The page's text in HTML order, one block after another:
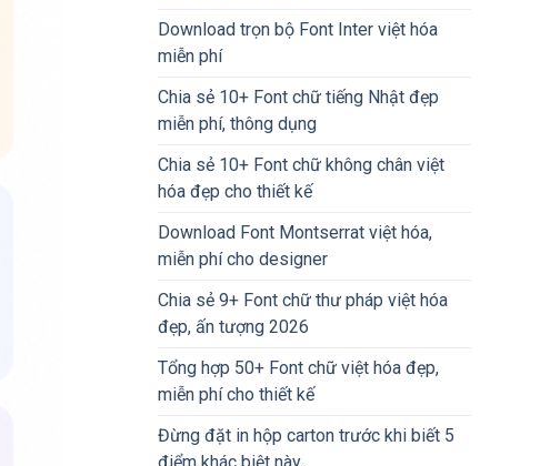
Download trọn bộ Font Inter việt hóa
miễn phí
Chia sẻ 10+ Font chữ tiếng Nhật đẹp
miễn phí, thông dụng
Chia sẻ 10+ Font chữ không chân việt
hóa đẹp cho thiết kế
Download Font Montserrat việt hóa,
miễn phí cho designer
Chia sẻ 9+ Font chữ thư pháp việt hóa
đẹp, ấn tượng 2026
Tổng hợp 50+ Font chữ việt hóa đẹp,
miễn phí cho thiết kế
Đừng đặt in hộp carton trước khi biết 5